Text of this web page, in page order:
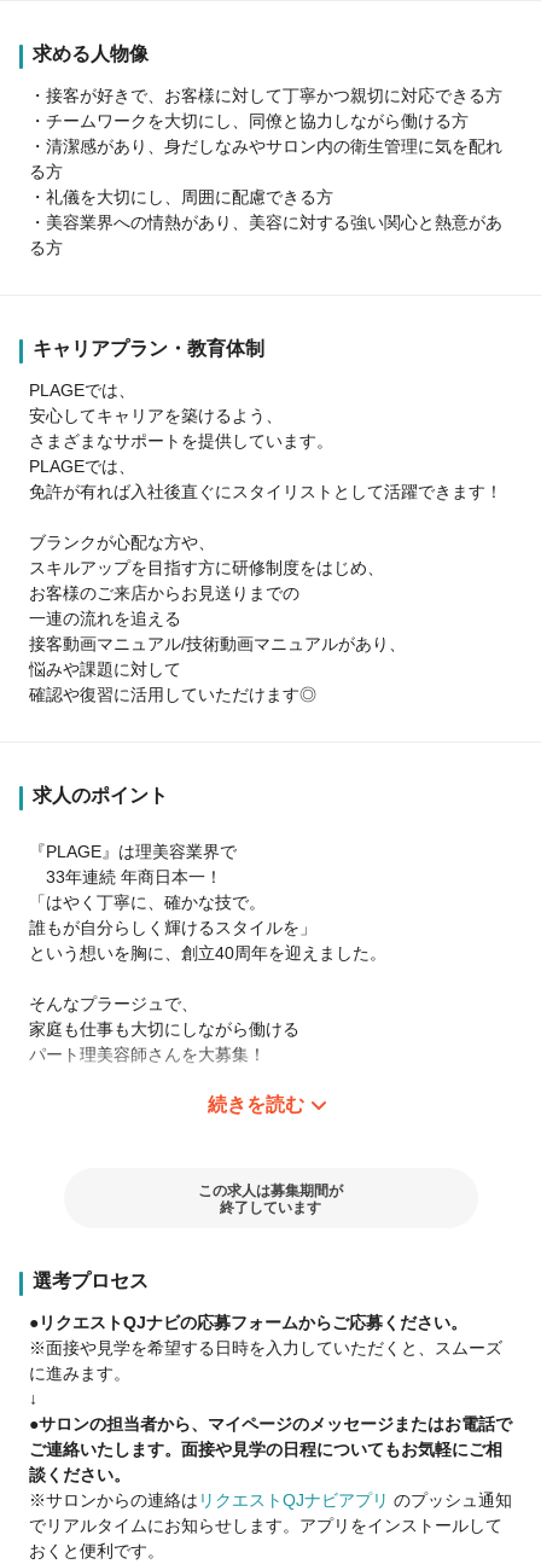
求める人物像
・接客が好きで、お客様に対して丁寧かつ親切に対応できる方
・チームワークを大切にし、同僚と協力しながら働ける方
・清潔感があり、身だしなみやサロン内の衛生管理に気を配れ
る方
・礼儀を大切にし、周囲に配慮できる方
・美容業界への情熱があり、美容に対する強い関心と熱意があ
る方
キャリアプラン・教育体制
PLAGEでは、
安心してキャリアを築けるよう、
さまざまなサポートを提供しています。
PLAGEでは、
免許が有れば入社後直ぐにスタイリストとして活躍できます！
ブランクが心配な方や、
スキルアップを目指す方に研修制度をはじめ、
お客様のご来店からお見送りまでの
一連の流れを追える
接客動画マニュアル/技術動画マニュアルがあり、
悩みや課題に対して
確認や復習に活用していただけます◎
求人のポイント
『PLAGE』は理美容業界で
33年連続 年商日本一！
「はやく丁寧に、確かな技で。
誰もが自分らしく輝けるスタイルを」
という想いを胸に、創立40周年を迎えました。
そんなプラージュで、
家庭も仕事も大切にしながら働ける
パート理美容師さんを大募集！
▽パートで働く魅力はココ▽
子育て中のママ美容師さんも多数活躍中！
プレッシャーなく安心。
☑ 分業制だから安心！
カット・カラー・パーマ・ブローの中から、
できる技術から始められます。
ブランクがあっても心配無用！
☑ 予約・指名制なし！
安定した入客があるので、
自然と技術もスピードも磨かれます。
続きを読む
この求人は募集期間が
終了しています
選考プロセス
●リクエストQJナビの応募フォームからご応募ください。
※面接や見学を希望する日時を入力していただくと、スムーズ
に進みます。
↓
●サロンの担当者から、マイページのメッセージまたはお電話で
ご連絡いたします。面接や見学の日程についてもお気軽にご相
談ください。
※サロンからの連絡は リクエストQJナビアプリ のプッシュ通知
でリアルタイムにお知らせします。アプリをインストールして
おくと便利です。